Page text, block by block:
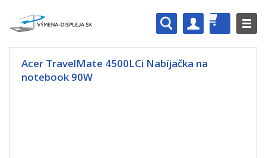
Acer TravelMate 4500LCi Nabíjačka na
notebook 90W